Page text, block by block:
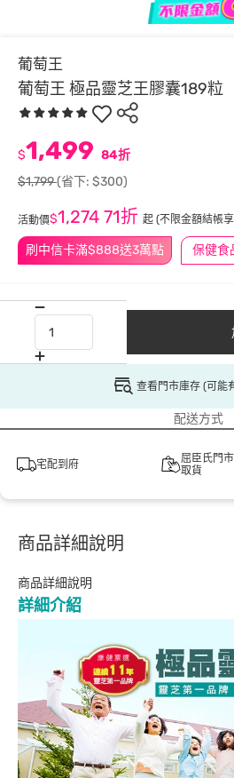
葡萄王
葡萄王 極品靈芝王膠囊189粒
刷中信卡滿$888送3萬點
$1,499 84折
$1,799(省下: $300)
活動價$1,274 71折 起 (不限金額結帳
查看門市庫存 (可能
配送方式
宅配到府
屈臣氏門市
取貨
商品詳細說明
商品詳細說明
詳細介紹